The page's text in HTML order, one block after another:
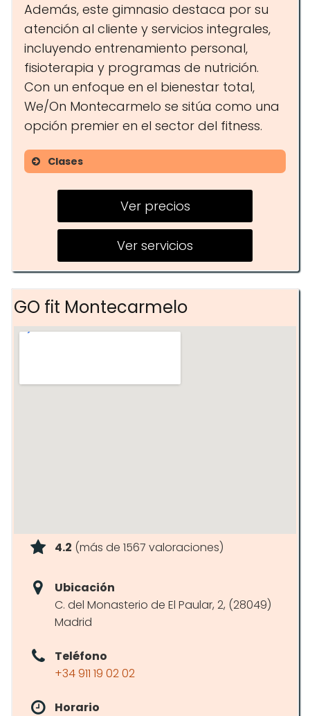
Además, este gimnasio destaca por su
atención al cliente y servicios integrales,
incluyendo entrenamiento personal,
fisioterapia y programas de nutrición.
Con un enfoque en el bienestar total,
We/On Montecarmelo se sitúa como una
opción premier en el sector del fitness.
Clases
Entrenamiento funcional
Clases de spinning
Ver precios
Ver servicios
GO fit Montecarmelo
4.2 (más de 1567 valoraciones)
Ubicación
C. del Monasterio de El Paular, 2, (28049)
Madrid
Teléfono
+34 911 19 02 02
Horario